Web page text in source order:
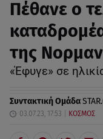
Πέθανε ο
της
«Έφυγε» σε
Συντακτική Ομάδα
03.07.23, 17:53 ΚΟΣΜΟΣ